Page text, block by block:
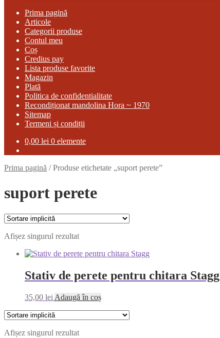
Prima pagină
Articole
Categorii produse
Contul meu
Coș
Credius pay
Lista produse favorite
Magazin
Plată
Politica de confidentialitate
Recondiționat mandolina Hora ~ 1970
Sitemap
Termeni și condiții
0,00 lei 0 elemente
Prima pagină /Produse etichetate „suport perete”
suport perete
Afișez singurul rezultat
Stativ de perete pentru chitara Stagg
35,00 lei Adaugă în coș
Afișez singurul rezultat